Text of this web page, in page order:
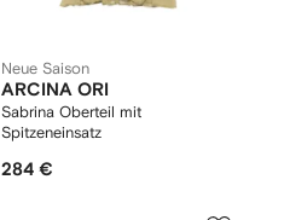
Neue Saison
ARCINA ORI
Sabrina Oberteil mit
Spitzeneinsatz
284 €